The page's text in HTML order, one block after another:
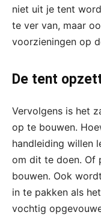
niet uit je tent
te ver van, maar
voorzieningen op
De tent
Vervolgens is het
op te bouwen.
handleiding willen
om dit te doen. Of
bouwen. Ook
in te pakken als
vochtig